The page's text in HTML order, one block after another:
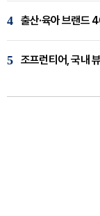
4 출산·육아 브랜드
5 조프런티어, 국내